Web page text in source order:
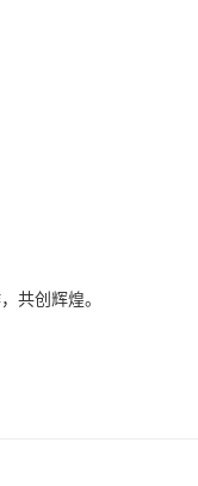
共创辉煌。